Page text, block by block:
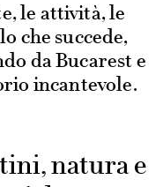
le attività, le
che succede,
da Bucarest e
incantevole.
natura e